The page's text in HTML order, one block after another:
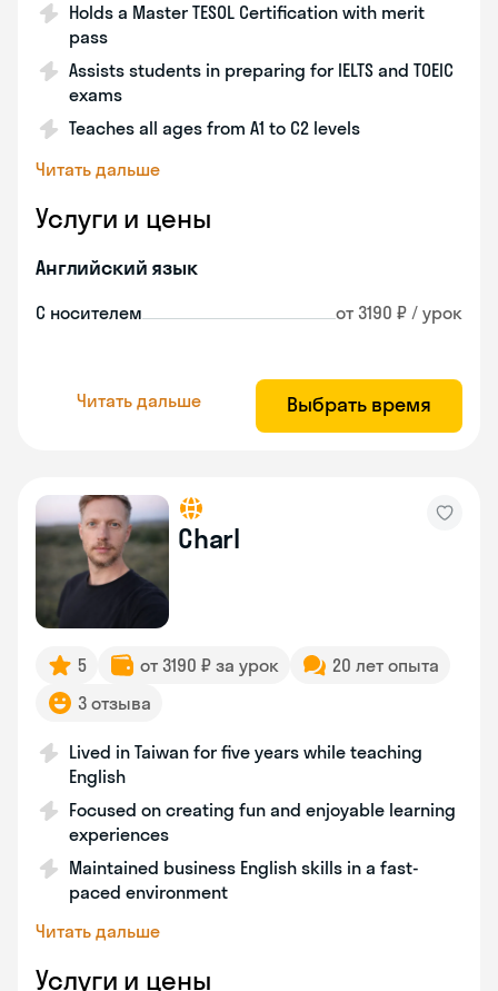
Holds a Master TESOL Certification with merit
pass
Assists students in preparing for IELTS and TOEIC
exams
Teaches all ages from A1 to C2 levels
Читать дальше
Услуги и цены
Английский язык
С носителем от 3190 ₽ / урок
Читать дальше Выбрать время
Charl
5 от 3190 ₽ за урок
20 лет опыта
3 отзыва
Lived in Taiwan for five years while teaching
English
Focused on creating fun and enjoyable learning
experiences
Maintained business English skills in a fast-
paced environment
Читать дальше
Услуги и цены